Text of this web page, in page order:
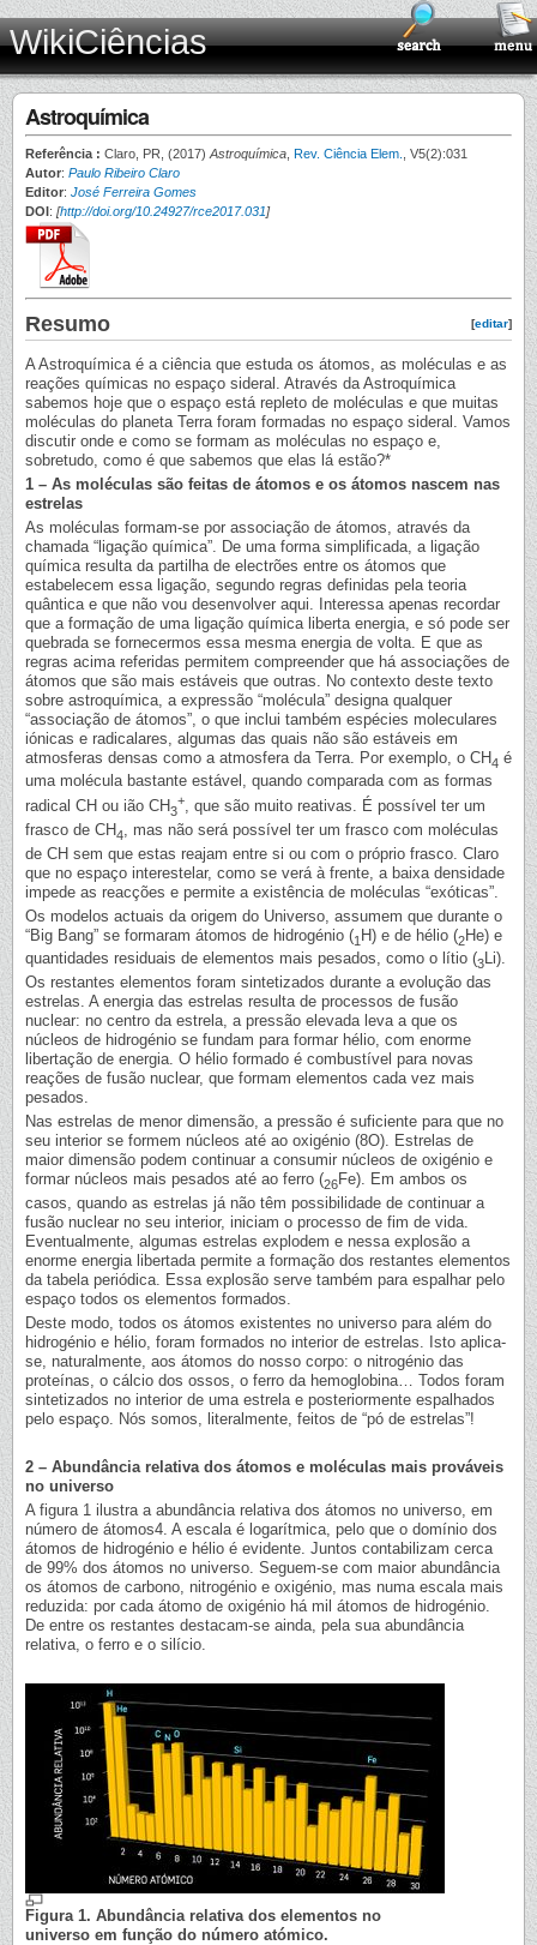
WikiCiências
Astroquímica
Referência : Claro, PR, (2017) Astroquímica Rev. Ciência Elem.
, V5(2):031
Autor: Paulo Ribeiro Claro
Editor: José Ferreira Gomes
DOI: [http://doi.org/10.24927/rce2017.031]
[editar]
Resumo
A Astroquímica é a ciência que estuda os átomos, as moléculas e as
reações químicas no espaço sideral. Através da Astroquímica
sabemos hoje que o espaço está repleto de moléculas e que muitas
moléculas do planeta Terra foram formadas no espaço sideral. Vamos
discutir onde e como se formam as moléculas no espaço e,
sobretudo, como é que sabemos que elas lá estão?*
1 – As moléculas são feitas de átomos e os átomos nascem nas
estrelas
As moléculas formam-se por associação de átomos, através da
chamada “ligação química”. De uma forma simplificada, a ligação
química resulta da partilha de electrões entre os átomos que
estabelecem essa ligação, segundo regras definidas pela teoria
quântica e que não vou desenvolver aqui. Interessa apenas recordar
que a formação de uma ligação química liberta energia, e só pode ser
quebrada se fornecermos essa mesma energia de volta. E que as
regras acima referidas permitem compreender que há associações de
átomos que são mais estáveis que outras. No contexto deste texto
sobre astroquímica, a expressão “molécula” designa qualquer
“associação de átomos”, o que inclui também espécies moleculares
iónicas e radicalares, algumas das quais não são estáveis em
atmosferas densas como a atmosfera da Terra. Por exemplo, o CH4 é
uma molécula bastante estável, quando comparada com as formas
radical CH ou ião CH3
+, que são muito reativas. É possível ter um
frasco de CH4, mas não será possível ter um frasco com moléculas
de CH sem que estas reajam entre si ou com o próprio frasco. Claro
que no espaço interestelar, como se verá à frente, a baixa densidade
impede as reacções e permite a existência de moléculas “exóticas”.
Os modelos actuais da origem do Universo, assumem que durante o
“Big Bang” se formaram átomos de hidrogénio (1 H) e de hélio (2He) e
quantidades residuais de elementos mais pesados, como o lítio (3Li).
Os restantes elementos foram sintetizados durante a evolução das
estrelas. A energia das estrelas resulta de processos de fusão
nuclear: no centro da estrela, a pressão elevada leva a que os
núcleos de hidrogénio se fundam para formar hélio, com enorme
libertação de energia. O hélio formado é combustível para novas
reações de fusão nuclear, que formam elementos cada vez mais
pesados.
Nas estrelas de menor dimensão, a pressão é suficiente para que no
seu interior se formem núcleos até ao oxigénio (8O). Estrelas de
maior dimensão podem continuar a consumir núcleos de oxigénio e
formar núcleos mais pesados até ao ferro (26Fe). Em ambos os
casos, quando as estrelas já não têm possibilidade de continuar a
fusão nuclear no seu interior, iniciam o processo de fim de vida.
Eventualmente, algumas estrelas explodem e nessa explosão a
enorme energia libertada permite a formação dos restantes elementos
da tabela periódica. Essa explosão serve também para espalhar pelo
espaço todos os elementos formados.
Deste modo, todos os átomos existentes no universo para além do
hidrogénio e hélio, foram formados no interior de estrelas. Isto aplica-
se, naturalmente, aos átomos do nosso corpo: o nitrogénio das
proteínas, o cálcio dos ossos, o ferro da hemoglobina… Todos foram
sintetizados no interior de uma estrela e posteriormente espalhados
pelo espaço. Nós somos, literalmente, feitos de “pó de estrelas”!
2 – Abundância relativa dos átomos e moléculas mais prováveis
no universo
A figura 1 ilustra a abundância relativa dos átomos no universo, em
número de átomos4. A escala é logarítmica, pelo que o domínio dos
átomos de hidrogénio e hélio é evidente. Juntos contabilizam cerca
de 99% dos átomos no universo. Seguem-se com maior abundância
os átomos de carbono, nitrogénio e oxigénio, mas numa escala mais
reduzida: por cada átomo de oxigénio há mil átomos de hidrogénio.
De entre os restantes destacam-se ainda, pela sua abundância
relativa, o ferro e o silício.
Figura 1. Abundância relativa dos elementos no
universo em função do número atómico.